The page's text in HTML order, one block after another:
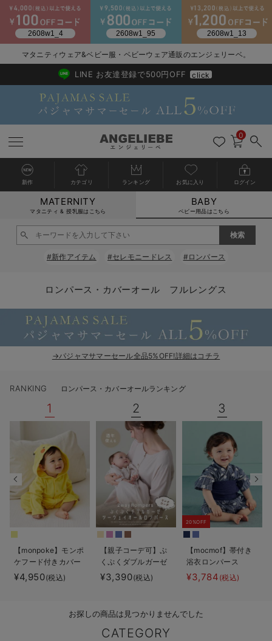
新生児服全て
ベビー服全て
ロンパース・カバーオール
ベビー ブルマ
ベビー スカート
ベビー アウター
スタイ・よだれかけ（新生児・ベビー）
ベビー帽子（新生児・乳児）
新生児スリーパー・ベビーパジャマ
ベビーシューズ・ファーストシューズ・ベビー靴下
ベビー リュック
ベビー 小物
シーズンアイテム全て
ベビー・新生児 寝具全て
ベビーベッド・布団 （ベビー・新生児）
ベビー 雑貨全て
ベビーチェア（ハイローチェア）・ベビーラック
ベビー 雑貨 小物
ベビー安全グッズ
メモリアルグッズ
赤ちゃん 洗剤・洗濯用品・お掃除
赤ちゃん お風呂・ベビースキンケア
お出かけグッズ全て
ベビー｜季節の特集全て
猛暑からベビーを守るひんやりグッズ
ベビーの動物なりきり特集
ベビー 夏のお役立ちグッズ特集
袴ロンパース特集
アウトレット全て
【アウトレット】ワンピース
【アウトレット】パジャマ
【アウトレット】インナー
特集全て
抗菌防臭加工
コットン素材
Tシャツブラ
親子セット
快適機能ウェア特集 トップス
快適機能ウェア特集 ボトムス
快適機能ウェア特集 パジャマ
erbaviva（エルバビーバ）
安心の日本製。先輩ママが買ってよかった！本当に必要な出産準備品
買って正解！高評価レビューアイテム
再入荷全て
再入荷｜インナー
戻る
送料無料アイテム全て
ワンピース
スカート
パジャマ
戻る
ブラキャミ おまとめ
戻る
【37周年祭セール】
【37周年祭セール】
戻る
気温差別オススメア
【15℃】3月下旬～
戻る
動きやすく着回しで
戻る
強撚スムース(コスパ
戻る
マタニティウェア
【おまとめ割】パジ
戻る
こだわりの履き心地
カジュアル
オフィス
戻る
ジャケット派
きれいめ美脚パンツ派
ツィード派
セットアップ派
戻る
出産準備応援割全て
マタニティパジャマ
戻る
【オフィスカジュア
戻る
レギンスタイプ
戻る
【フォーマル】ワン
戻る
【ベビー】長袖
戻る
ハンカチ
短肌着
セット
戻る
快適ウェア10%OFF
快適ウェア10%OFF
戻る
春のマタニティワン
セットアップ・ レイ
ジャンパースカート/
ワーク・オフィス
フォーマル / オケー
戻る
Gift Selection 出産
〜3,000円（税込）
10,001円（税込）〜
女の子におススメの
定番ギフト
かわいくておもしろ
何枚あっても嬉しい
長く使えるアイテム
お部屋映えアイテム
戻る
冬の冷え対策インナ
薄くてあったか
保温&リカバリー
レギンス・タイツ
あったか度◎
戻る
入院準備の持ち物チ
入院してすぐ使うグ
戻る
冬のあったか特集全て
【冬のあったか特集
【冬のあったか特集
マタニティウェア&ベビー服・ベビーウェア通販のエンジェリーベ。
2026/NewArrival
送料495円(一部地域を除く) 7,700円以上で送料無料
LINE お友達登録で500円OFF click
0
新作 カテゴリ ランキング お気に入り ログイン
MATERNITY
マタニティ & 授乳服はこちら
BABY
ベビー用品はこちら
#新作アイテム #セレモニードレス #ロンパース
ロンパース・カバーオール フルレングス
→パジャマサマーセール全品5%OFF!詳細はコチラ
RANKING ロンパース・カバーオールランキング
1
【monpoke】モンポ
ケフード付きカバー
オール
¥4,950(税込)
2
【親子コーデ可】ぷ
くぷくダブルガーゼ
ツーウェイオール
（2wayオール） ロ
¥3,390(税込)
3
20%OFF
【mocmof】帯付き
浴衣ロンパース
¥3,784 (税込)
お探しの商品は見つかりませんでした
CATEGORY
カートに入れる
閉じる